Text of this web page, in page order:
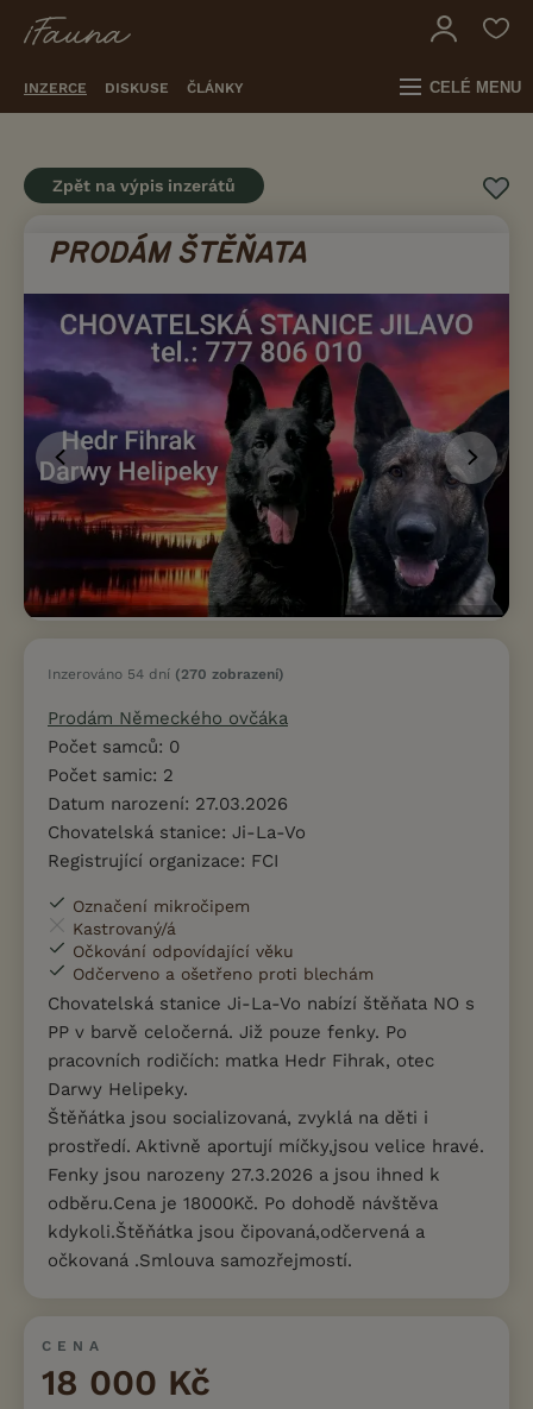
INZERCE DISKUSE ČLÁNKY CELÉ MENU
Zpět na výpis inzerátů
Inzerováno 54 dní (270 zobrazení)
Prodám Německého ovčáka
Počet samců: 0
Počet samic: 2
Datum narození: 27.03.2026
Chovatelská stanice: Ji-La-Vo
Registrující organizace: FCI
Označení mikročipem
Kastrovaný/á
Očkování odpovídající věku
Odčerveno a ošetřeno proti blechám
Chovatelská stanice Ji-La-Vo nabízí štěňata NO s
PP v barvě celočerná. Již pouze fenky. Po
pracovních rodičích: matka Hedr Fihrak, otec
Darwy Helipeky.
Štěňátka jsou socializovaná, zvyklá na děti i
prostředí. Aktivně aportují míčky,jsou velice hravé.
Fenky jsou narozeny 27.3.2026 a jsou ihned k
odběru.Cena je 18000Kč. Po dohodě návštěva
kdykoli.Štěňátka jsou čipovaná,odčervená a
očkovaná .Smlouva samozřejmostí.
CENA
18 000 Kč
PRODÁM ŠTĚŇATA